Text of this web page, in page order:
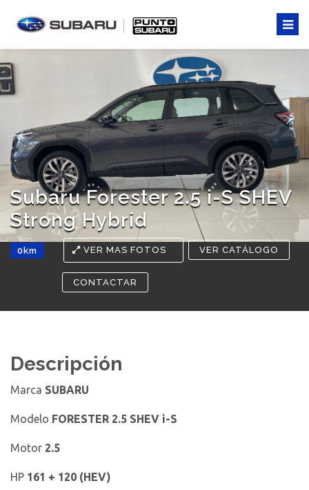
Subaru Forester 2.5 i-S SHEV
Strong Hybrid
0km VER MAS FOTOS VER CATÁLOGO
CONTACTAR
Descripción
Marca SUBARU
Modelo FORESTER 2.5 SHEV i-S
Motor 2.5
HP 161 + 120 (HEV)